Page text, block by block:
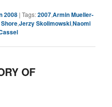
2008 |Tags:2007,Armin Mueller-
,Jerzy Skolimowski,Naomi
OF